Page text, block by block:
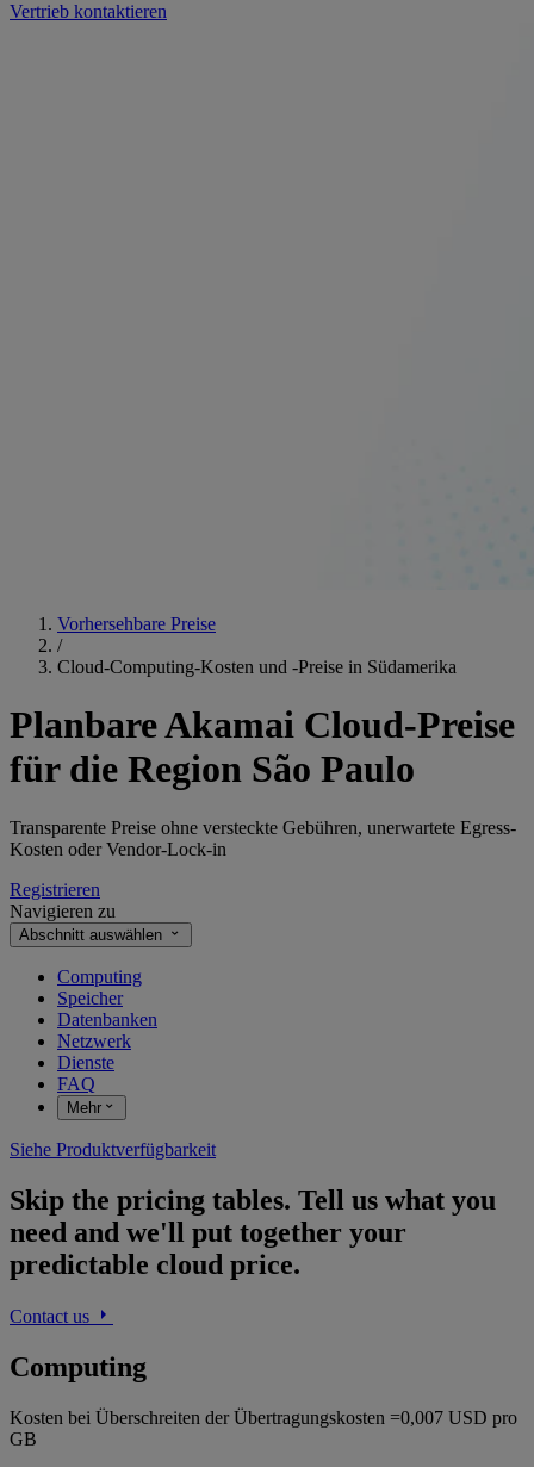
Vertrieb kontaktieren
Vorhersehbare Preise
/
Cloud-Computing-Kosten und -Preise in Südamerika
Planbare Akamai Cloud-Preise
für die Region São Paulo
Transparente Preise ohne versteckte Gebühren, unerwartete Egress-
Kosten oder Vendor-Lock-in
Registrieren
Navigieren zu
Abschnitt auswählen
Computing
Speicher
Datenbanken
Netzwerk
Dienste
FAQ
Mehr
Siehe Produktverfügbarkeit
Skip the pricing tables. Tell us what you
need and we'll put together your
predictable cloud price.
Contact us
Computing
Kosten bei Überschreiten der Übertragungskosten =0,007 USD pro
GB